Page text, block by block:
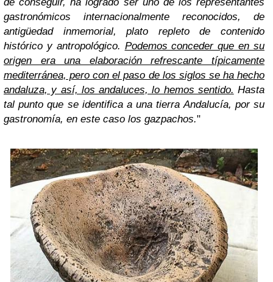
gastronómicos internacionalmente reconocidos, de
antigüedad inmemorial, plato repleto de contenido
histórico y antropológico. Podemos conceder que en su
origen era una elaboración refrescante típicamente
mediterránea, pero con el paso de los siglos se ha hecho
andaluza, y así, los andaluces, lo hemos sentido. Hasta
tal punto que se identifica a una tierra Andalucía, por su
gastronomía, en este caso los gazpachos."